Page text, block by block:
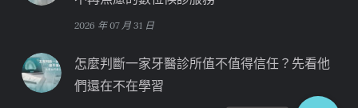
2026 年 07 月 31 日
怎麼判斷一家牙醫診所值不值得信任？先看他
們還在不在學習